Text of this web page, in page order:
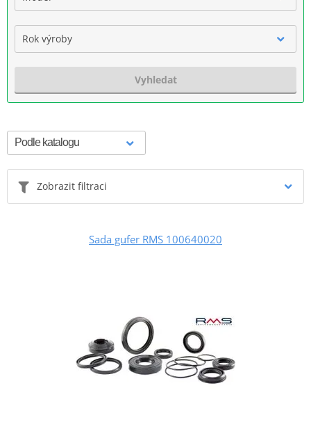
Rok výroby
Vyhledat
Zobrazit filtraci
Sada gufer RMS 100640020